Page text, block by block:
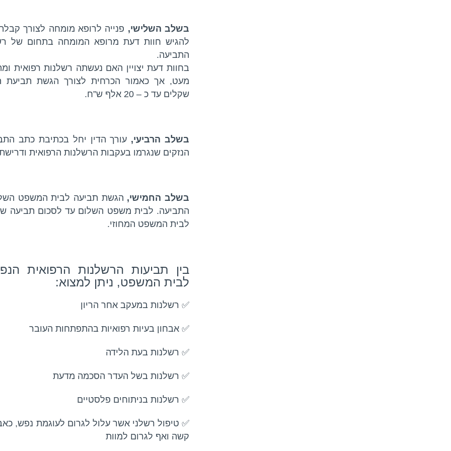
בשלב השלישי, פנייה לרופא מומחה לצורך
להגיש חוות דעת מרופא המומחה בתחום של
התביעה.
בחוות דעת יצויין האם נעשתה רשלנות רפואית
מעט, אך כאמור הכרחית לצורך הגשת תביעת
שקלים עד כ – 20 אלף ש”ח.
בשלב הרביעי, עורך הדין יחל בכתיבת כתב
הנזקים שנגרמו בעקבות הרשלנות הרפואית
בשלב החמישי, הגשת תביעה לבית המשפט
לבית המשפט המחוזי.
בין תביעות הרשלנות הרפואית
לבית המשפט, ניתן למצוא:
✅ רשלנות במעקב אחר הריון
✅ אבחון בעיות רפואיות בהתפתחות העובר
✅ רשלנות בעת הלידה
✅ רשלנות בשל העדר הסכמה מדעת
✅ רשלנות בניתוחים פלסטיים
✅ טיפול רשלני אשר עלול לגרום לעוגמת נפש,
קשה ואף לגרום למוות